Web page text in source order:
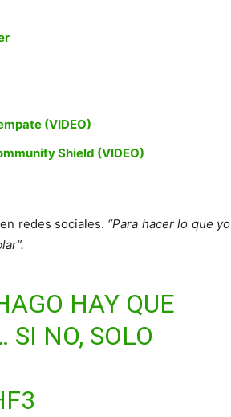
(VIDEO)
Shield (VIDEO)
redes sociales. “Para hacer lo que yo
HAY QUE
SI NO, SOLO